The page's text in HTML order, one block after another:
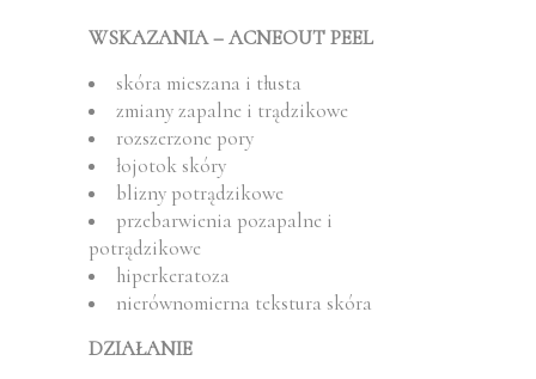
WSKAZANIA – ACNEOUT PEEL
skóra mieszana i tłusta
zmiany zapalne i trądzikowe
rozszerzone pory
łojotok skóry
blizny potrądzikowe
przebarwienia pozapalne i
potrądzikowe
hiperkeratoza
nierównomierna tekstura skóra
DZIAŁANIE